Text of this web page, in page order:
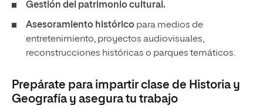
Gestión del patrimonio cultural.
Asesoramiento histórico para medios de
entretenimiento, proyectos audiovisuales,
reconstrucciones históricas o parques temáticos.
Prepárate para impartir clase de Historia y
Geografía y asegura tu trabajo